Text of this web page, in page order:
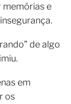
e
de algo
em
os